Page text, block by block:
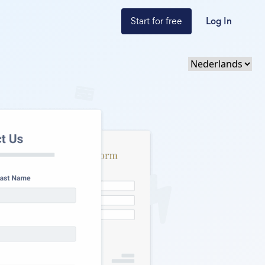
Start for free Log In